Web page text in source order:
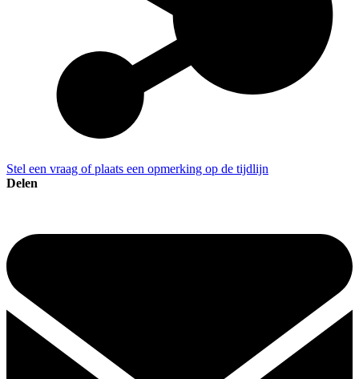
Stel een vraag of plaats een opmerking op de tijdlijn
Delen